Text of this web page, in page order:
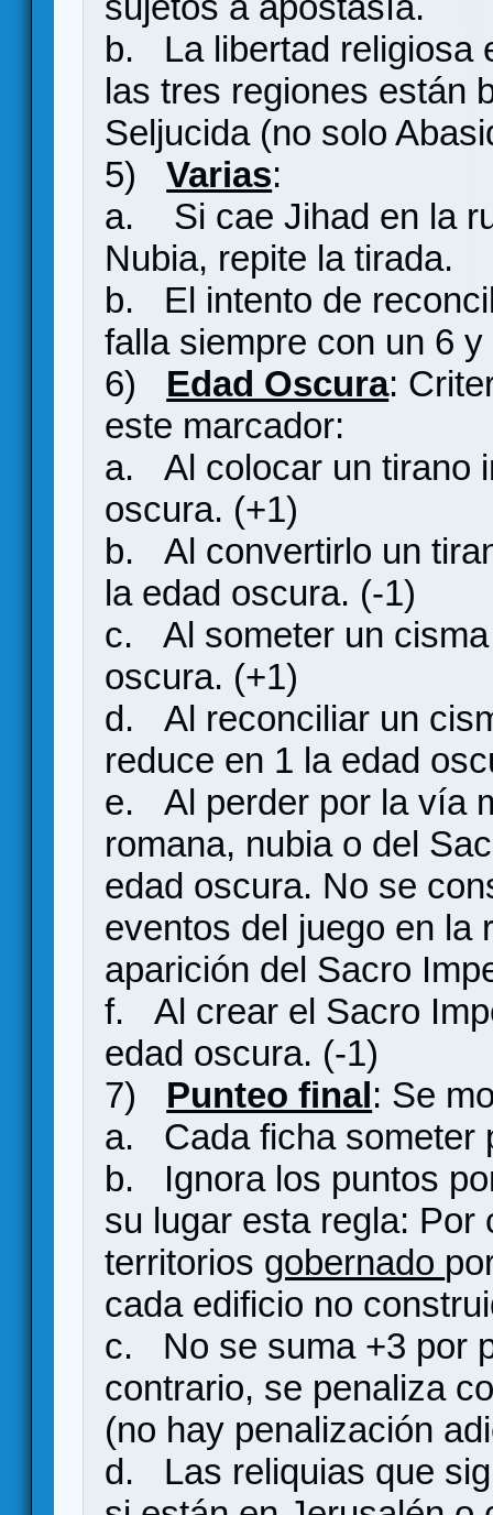
b. La libertad religiosa
las tres regiones están
Seljucida (no solo
5)Varias:
a. Si cae Jihad en la
Nubia, repite la tirada.
b. El intento de
falla siempre con un 6
6) Edad Oscura:
este marcador:
a. Al colocar un tirano
oscura. (+1)
b. Al convertirlo un
la edad oscura. (-1)
c. Al someter un
oscura. (+1)
d. Al reconciliar un
reduce en 1 la edad
e. Al perder por la vía
romana, nubia o del
edad oscura. No se
eventos del juego en la
aparición del Sacro
f. Al crear el Sacro
edad oscura. (-1)
7) Punteo final: Se
a. Cada ficha someter
b. Ignora los puntos
su lugar esta regla: Por
territorios gobernado
cada edificio no
c. No se suma +3 por
contrario, se penaliza
(no hay penalización
d. Las reliquias que